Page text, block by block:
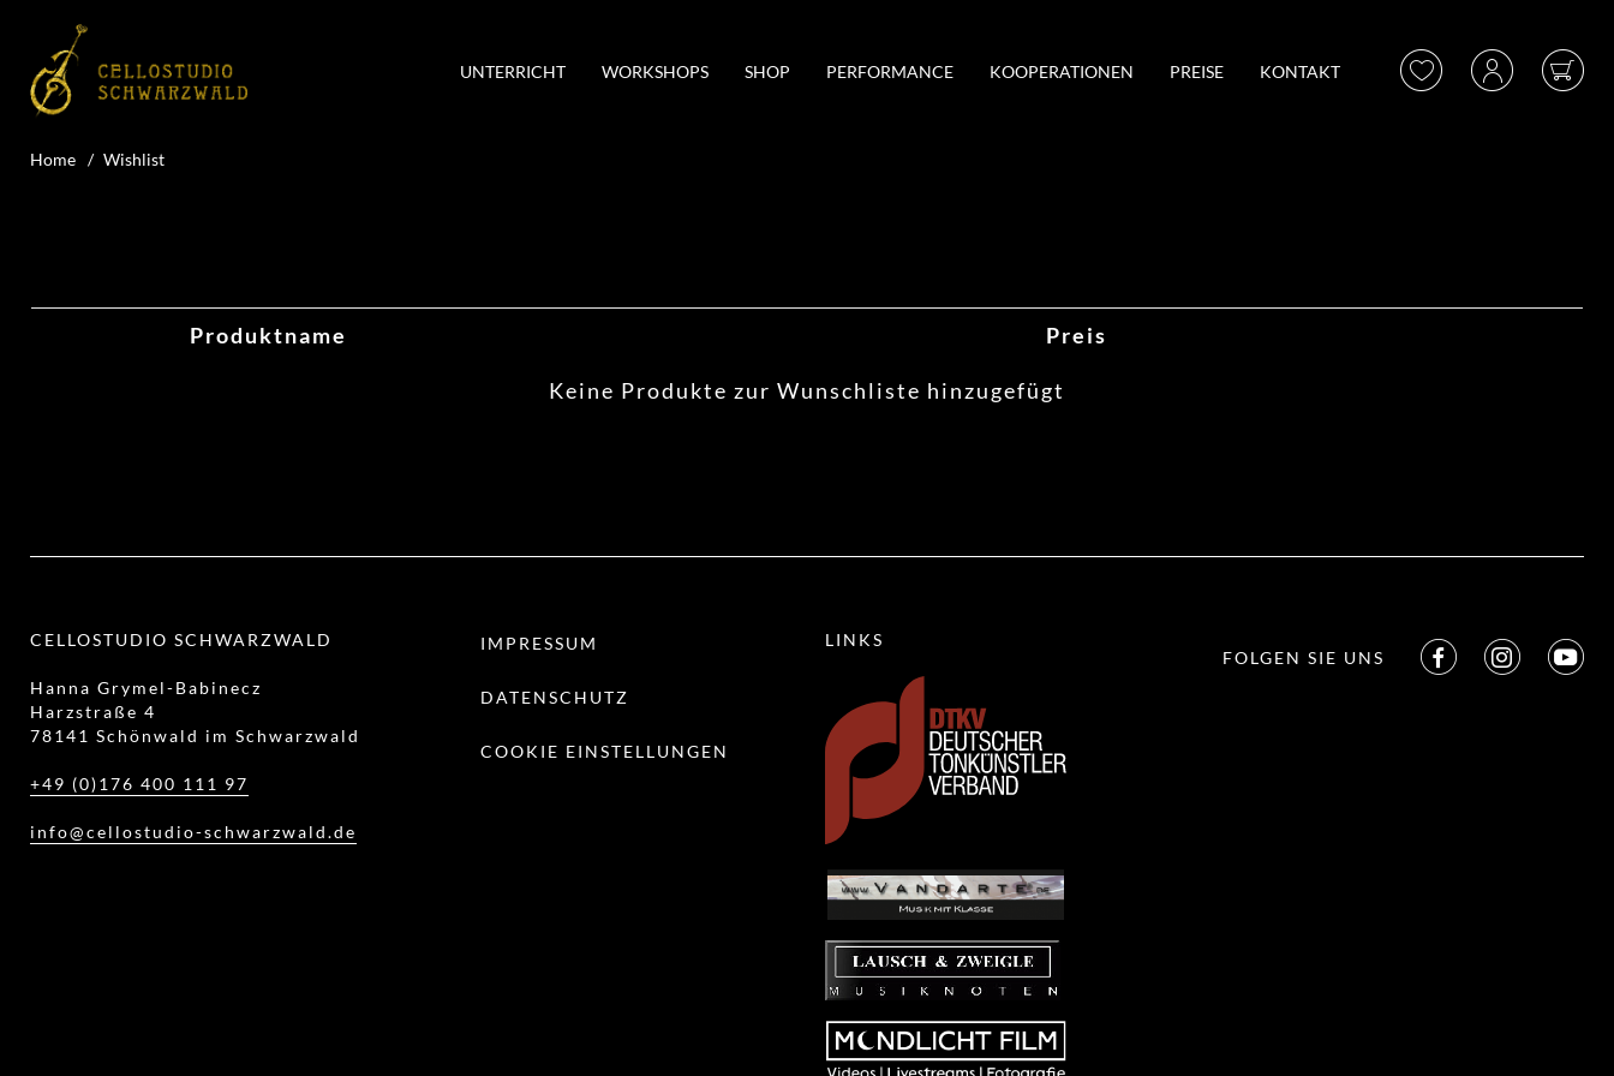
UNTERRICHT WORKSHOPS SHOP PERFORMANCE KOOPERATIONEN PREISE KONTAKT
Home Wishlist
Produktname Preis
Keine Produkte zur Wunschliste hinzugefügt
CELLOSTUDIO SCHWARZWALD
Hanna Grymel-Babinecz
Harzstraße 4
78141 Schönwald im Schwarzwald
+49 (0)176 400 111 97
info@cellostudio-schwarzwald.de
IMPRESSUM
DATENSCHUTZ
COOKIE EINSTELLUNGEN
LINKS
FOLGEN SIE UNS